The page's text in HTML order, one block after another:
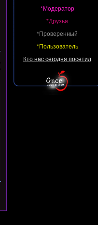
*Модератор
*Друзья
*Проверенный
*Пользователь
Кто нас сегодня посетил